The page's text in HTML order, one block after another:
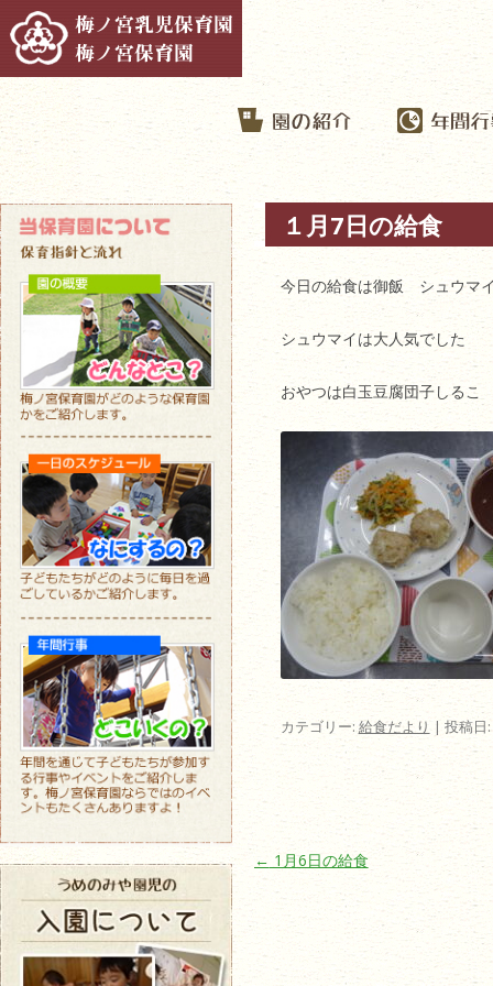
１月7日の給食
今日の給食は御飯 シュウ
シュウマイは大人気でした
おやつは白玉豆腐団子しる
カテゴリー: 給食だより | 投稿日:
投稿ナビゲーション
← 1月6日の給食